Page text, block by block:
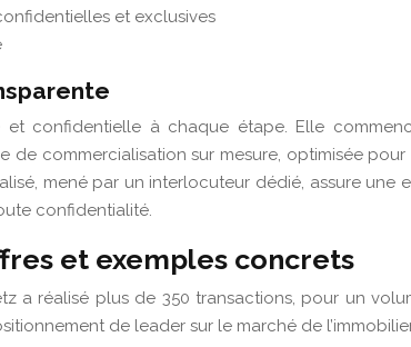
et exclusives
et confidentielle à chaque étape. Elle
de commercialisation sur mesure, optimisée
mené par un interlocuteur dédié, assure une
confidentialité.
et exemples concrets
a réalisé plus de 350 transactions, pour un
de leader sur le marché de